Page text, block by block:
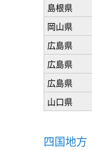
島根県
岡山県
広島県
広島県
広島県
山口県
四国地方